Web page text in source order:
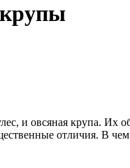
крупы
и овсяная крупа. Их
отличия. В